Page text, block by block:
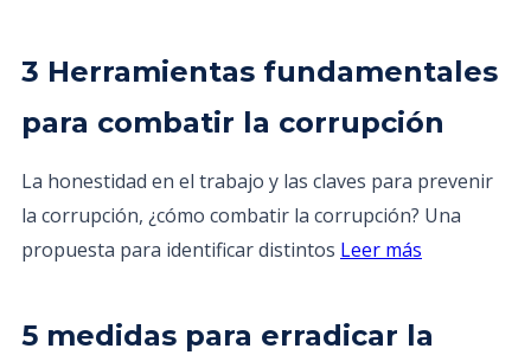
3 Herramientas fundamentales
para combatir la corrupción
La honestidad en el trabajo y las claves para prevenir
la corrupción, ¿cómo combatir la corrupción? Una
propuesta para identificar distintos Leer más
5 medidas para erradicar la